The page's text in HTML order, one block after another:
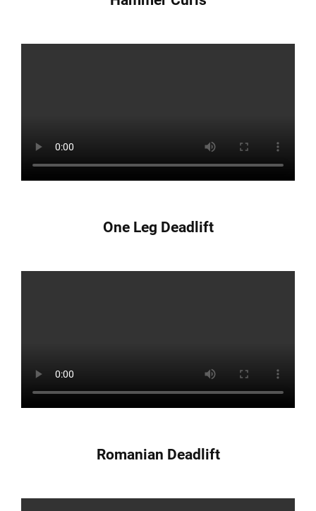
One Leg Deadlift
Romanian Deadlift